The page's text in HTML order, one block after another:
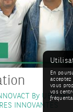
By UBCI
INNOVANTES
En
vous
vos